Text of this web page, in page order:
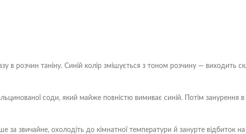
в розчин таніну. Синій колір змішується з тоном розчину — виходить
соди, який майже повністю вимиває синій. Потім занурення
за звичайне, охолодіть до кімнатної температури й занурте